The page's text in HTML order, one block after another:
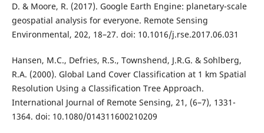
D. & Moore, R. (2017). Google Earth Engine: planetary-scale
geospatial analysis for everyone. Remote Sensing
Environmental, 202, 18–27. doi: 10.1016/j.rse.2017.06.031
Hansen, M.C., Defries, R.S., Townshend, J.R.G. & Sohlberg,
R.A. (2000). Global Land Cover Classification at 1 km Spatial
Resolution Using a Classification Tree Approach.
International Journal of Remote Sensing, 21, (6–7), 1331-
1364. doi: 10.1080/014311600210209